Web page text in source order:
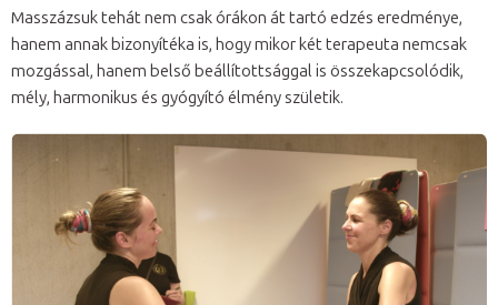
Masszázsuk tehát nem csak órákon át tartó edzés eredménye,
hanem annak bizonyítéka is, hogy mikor két terapeuta nemcsak
mozgással, hanem belső beállítottsággal is összekapcsolódik,
mély, harmonikus és gyógyító élmény születik.